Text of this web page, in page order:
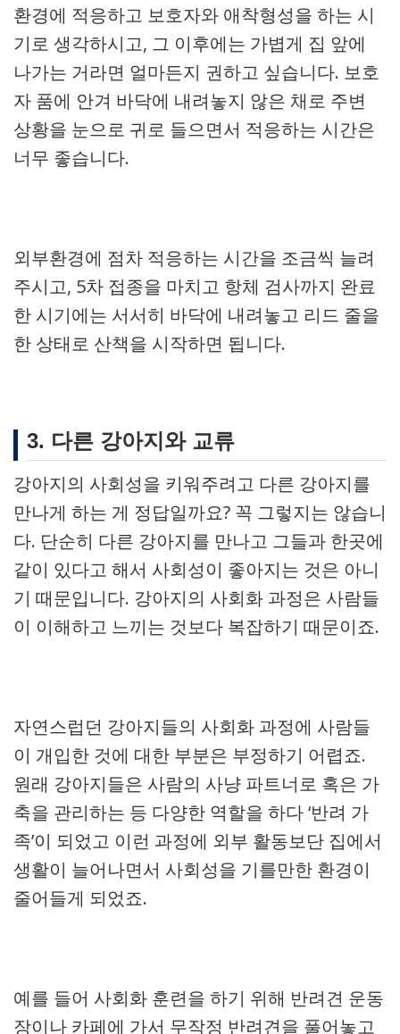
환경에 적응하고 보호자와 애착형성을 하는 시
기로 생각하시고, 그 이후에는 가볍게 집 앞에
나가는 거라면 얼마든지 권하고 싶습니다. 보호
자 품에 안겨 바닥에 내려놓지 않은 채로 주변
상황을 눈으로 귀로 들으면서 적응하는 시간은
너무 좋습니다.
외부환경에 점차 적응하는 시간을 조금씩 늘려
주시고, 5차 접종을 마치고 항체 검사까지 완료
한 시기에는 서서히 바닥에 내려놓고 리드 줄을
한 상태로 산책을 시작하면 됩니다.
3. 다른 강아지와 교류
강아지의 사회성을 키워주려고 다른 강아지를
만나게 하는 게 정답일까요? 꼭 그렇지는 않습니
다. 단순히 다른 강아지를 만나고 그들과 한곳에
같이 있다고 해서 사회성이 좋아지는 것은 아니
기 때문입니다. 강아지의 사회화 과정은 사람들
이 이해하고 느끼는 것보다 복잡하기 때문이죠.
자연스럽던 강아지들의 사회화 과정에 사람들
이 개입한 것에 대한 부분은 부정하기 어렵죠.
원래 강아지들은 사람의 사냥 파트너로 혹은 가
축을 관리하는 등 다양한 역할을 하다 ‘반려 가
족’이 되었고 이런 과정에 외부 활동보단 집에서
생활이 늘어나면서 사회성을 기를만한 환경이
줄어들게 되었죠.
예를 들어 사회화 훈련을 하기 위해 반려견 운동
장이나 카페에 가서 무작정 반려견을 풀어놓고